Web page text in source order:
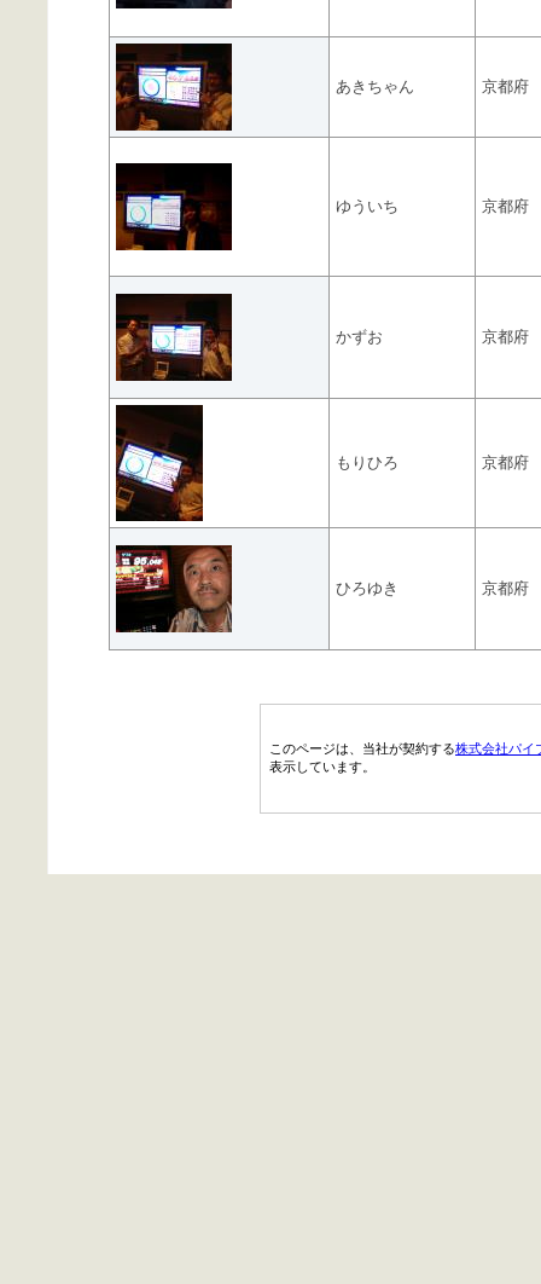
あきちゃん 京都府
ゆういち 京都府
かずお 京都府
もりひろ 京都府
ひろゆき 京都府
このページは、当社が契約する株式会社パイ
表示しています。